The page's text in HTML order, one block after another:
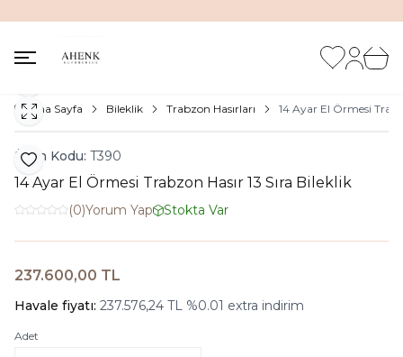
Favorilerim
Hesabım
Ana Sayfa Bileklik Trabzon Hasırları 14 Ayar El Örmesi
Favoriye Ekle
Ürün Kodu: T390
14 Ayar El Örmesi Trabzon Hasır 13 Sıra Bileklik
(0)Yorum Yap Stokta Var
237.600,00 TL
Havale fiyatı: 237.576,24 TL %0.01 extra indirim
Adet